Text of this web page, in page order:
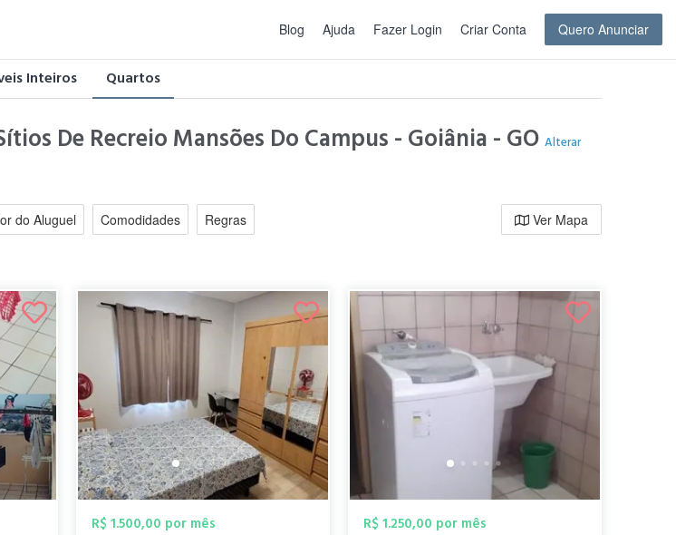
Blog Ajuda Fazer Login Criar Conta Quero Anunciar
Inteiros Quartos
De Recreio Mansões Do Campus - Goiânia - GOAlterar
do Aluguel Comodidades Regras Ver Mapa
R$ 1.500,00 por mês R$ 1.250,00 por mês